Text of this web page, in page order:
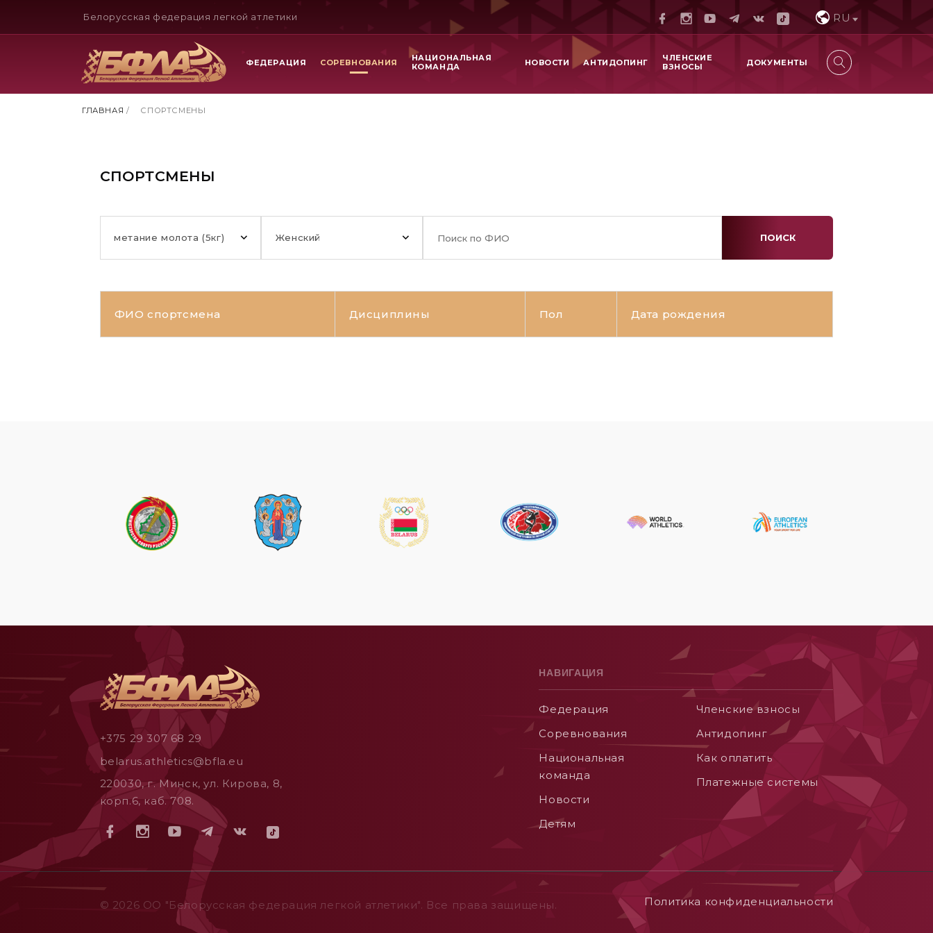
Белорусская федерация легкой атлетики RU
ФЕДЕРАЦИЯ СОРЕВНОВАНИЯ
НАЦИОНАЛЬНАЯ
КОМАНДА
НОВОСТИ АНТИДОПИНГ
ЧЛЕНСКИЕ
ВЗНОСЫ
ДОКУМЕНТЫ
ГЛАВНАЯ / СПОРТСМЕНЫ
СПОРТСМЕНЫ
метание молота (5кг) Женский ПОИСК
ФИО спортсмена Дисциплины Пол Дата рождения
+375 29 307 68 29
belarus.athletics@bfla.eu
220030, г. Минск, ул. Кирова, 8,
корп.6, каб. 708.
НАВИГАЦИЯ
Федерация
Соревнования
Национальная
команда
Новости
Детям
Членские взносы
Aнтидопинг
Как оплатить
Платежные системы
© 2026 ОO "Белорусская федерация легкой атлетики". Все права защищены. Политика конфиденциальности